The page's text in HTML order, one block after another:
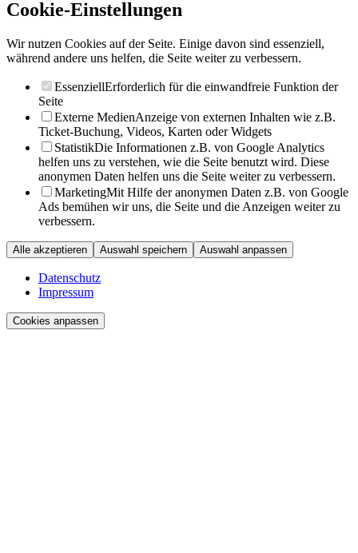
Cookie-Einstellungen
Wir nutzen Cookies auf der Seite. Einige davon sind essenziell,
während andere uns helfen, die Seite weiter zu verbessern.
EssenziellErforderlich für die einwandfreie Funktion der
Seite
Externe MedienAnzeige von externen Inhalten wie z.B.
Ticket-Buchung, Videos, Karten oder Widgets
StatistikDie Informationen z.B. von Google Analytics
helfen uns zu verstehen, wie die Seite benutzt wird. Diese
anonymen Daten helfen uns die Seite weiter zu verbessern.
MarketingMit Hilfe der anonymen Daten z.B. von Google
Ads bemühen wir uns, die Seite und die Anzeigen weiter zu
verbessern.
Alle akzeptieren Auswahl speichern Auswahl anpassen
Datenschutz
Impressum
Cookies anpassen